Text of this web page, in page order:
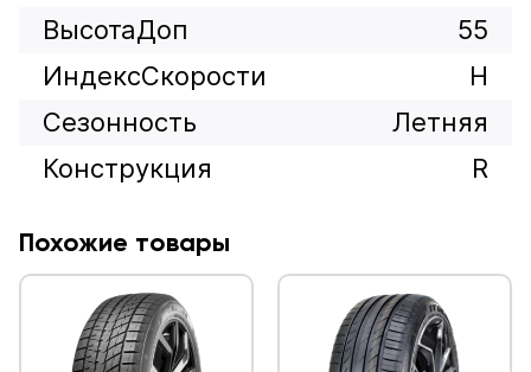
ВысотаДоп
55
ИндексСкорости
H
Сезонность
Летняя
Конструкция
R
Похожие товары